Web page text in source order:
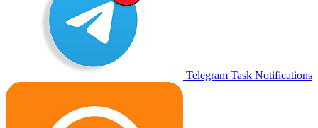
Telegram Task Notifications